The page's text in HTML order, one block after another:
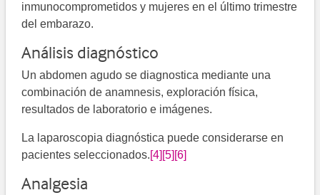
inmunocomprometidos y mujeres en el último trimestre
del embarazo.
Análisis diagnóstico
Un abdomen agudo se diagnostica mediante una
combinación de anamnesis, exploración física,
resultados de laboratorio e imágenes.
La laparoscopia diagnóstica puede considerarse en
pacientes seleccionados.[4] [5] [6]
Analgesia